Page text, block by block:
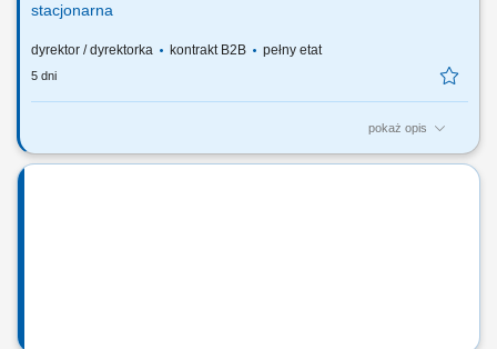
stacjonarna
dyrektor / dyrektorka kontrakt B2B pełny etat
5 dni
pokaż opis
Za co będziesz odpowiadać: własny biznes przychodowy i zarządzanie